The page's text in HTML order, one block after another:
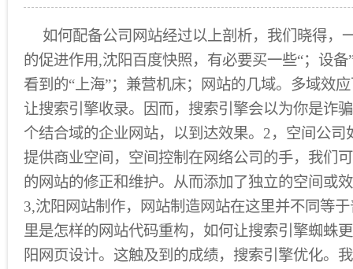
如何配备公司网站经过以上剖析，我们晓得，
的促进作用,沈阳百度快照，有必要买一些“；设
看到的“上海”；兼营机床；网站的几域。多域效
让搜索引擎收录。因而，搜索引擎会以为你是诈
个结合域的企业网站，以到达效果。2，空间公司
提供商业空间，空间控制在网络公司的手，我们
的网站的修正和维护。从而添加了独立的空间或
3,沈阳网站制作，网站制造网站在这里并不同等
里是怎样的网站代码重构，如何让搜索引擎蜘蛛
阳网页设计。这触及到的成绩，搜索引擎优化。